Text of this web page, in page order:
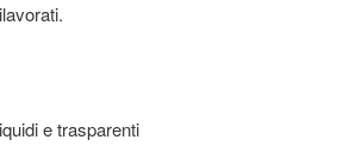
e trasparenti